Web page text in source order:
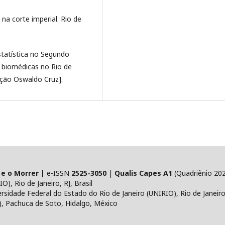
na corte imperial. Rio de
no Segundo
no Rio de
Oswaldo Cruz].
o Morrer | e-ISSN 2525-3050 | Qualis Capes A1 (Quadriênio
Rio de Janeiro, RJ, Brasil
Federal do Estado do Rio de Janeiro (UNIRIO), Rio de
Pachuca de Soto, Hidalgo, México